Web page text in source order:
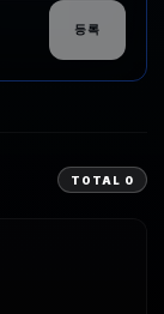
등록
TOTAL 0